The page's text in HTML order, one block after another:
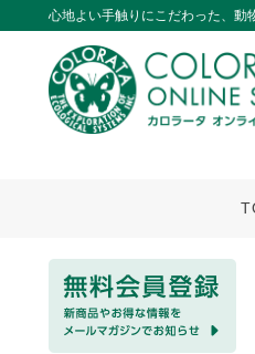
心地よい手触りにこだわった、動